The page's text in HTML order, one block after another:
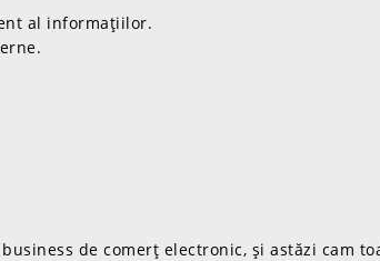
al informațiilor.
de comerț electronic, și astăzi cam